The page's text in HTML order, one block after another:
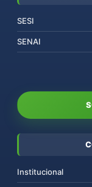
SESI
SENAI
Institucional